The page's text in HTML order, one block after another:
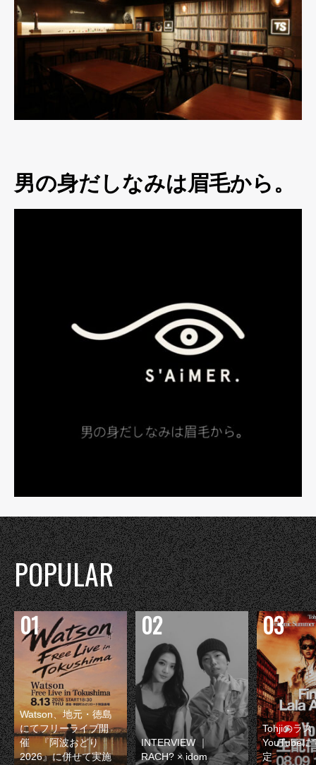
男の身だしなみは眉毛から。
POPULAR
Watson、地元・徳島
にてフリーライブ開
催 『阿波おどり
2026』に併せて実施
INTERVIEW ｜
RACH? × idom
Tohjiのラス
YouTubeに
定